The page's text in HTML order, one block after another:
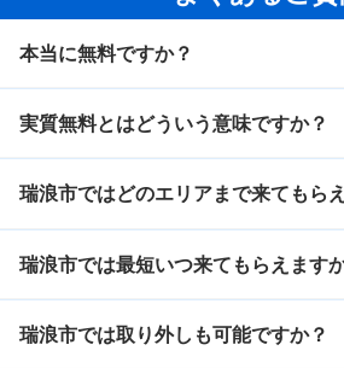
本当に無料ですか？
実質無料とはどういう意味ですか？
瑞浪市ではどのエリアまで来てもら
瑞浪市では最短いつ来てもらえます
瑞浪市では取り外しも可能ですか？